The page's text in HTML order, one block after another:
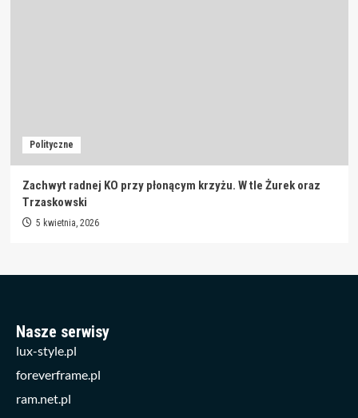
Polityczne
Zachwyt radnej KO przy płonącym krzyżu. W tle Żurek oraz
Trzaskowski
5 kwietnia, 2026
Nasze serwisy
lux-style.pl
foreverframe.pl
ram.net.pl